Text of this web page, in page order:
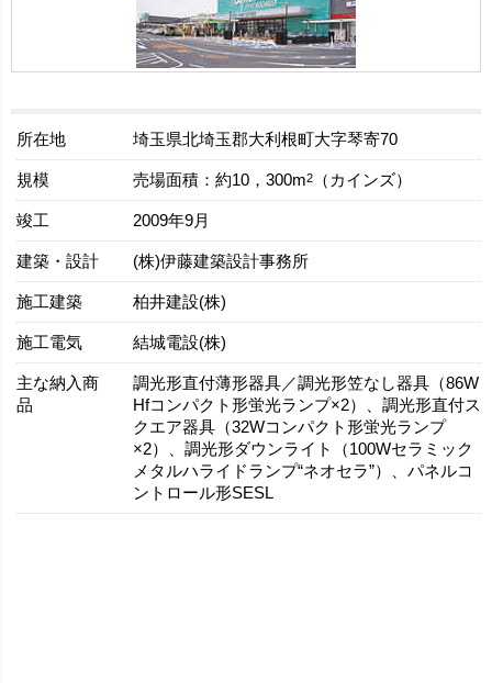
所在地 埼玉県北埼玉郡大利根町大字琴寄70
規模 売場面積：約10，300m2（カインズ）
竣工 2009年9月
建築・設計 (株)伊藤建築設計事務所
施工建築 柏井建設(株)
施工電気 結城電設(株)
主な納入商
品
調光形直付薄形器具／調光形笠なし器具（86W
Hfコンパクト形蛍光ランプ×2）、調光形直付ス
クエア器具（32Wコンパクト形蛍光ランプ
×2）、調光形ダウンライト（100Wセラミック
メタルハライドランプ“ネオセラ”）、パネルコ
ントロール形SESL